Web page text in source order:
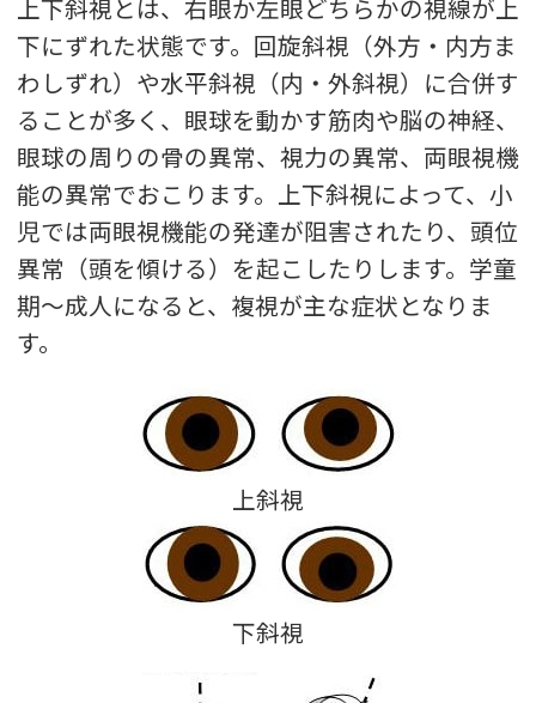
上下斜視とは、右眼か左眼どちらかの視線が上
下にずれた状態です。回旋斜視（外方・内方ま
わしずれ）や水平斜視（内・外斜視）に合併す
ることが多く、眼球を動かす筋肉や脳の神経、
眼球の周りの骨の異常、視力の異常、両眼視機
能の異常でおこります。上下斜視によって、小
児では両眼視機能の発達が阻害されたり、頭位
異常（頭を傾ける）を起こしたりします。学童
期～成人になると、複視が主な症状となりま
す。
上斜視
下斜視